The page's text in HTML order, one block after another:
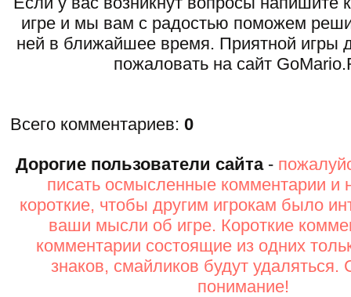
игре и мы вам с радостью поможем
ней в ближайшее время. Приятной игры
пожаловать на сайт
Всего комментариев: 0
Дорогие пользователи сайта-
писать осмысленные комментарии и
короткие, чтобы другим игрокам было
ваши мысли об игре. Короткие
комментарии состоящие из одних
знаков, смайликов будут удаляться.
понимание!